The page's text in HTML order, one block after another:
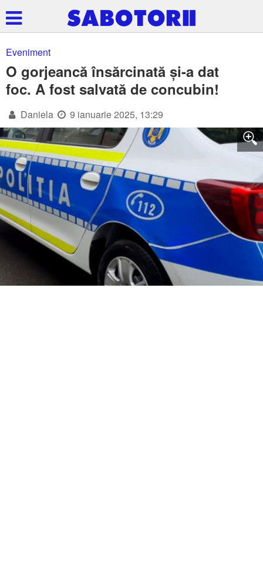
Eveniment
O gorjeancă însărcinată și-a dat
foc. A fost salvată de concubin!
Daniela 9 ianuarie 2025, 13:29